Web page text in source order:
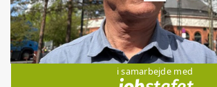
Jobs
i samarbejde med